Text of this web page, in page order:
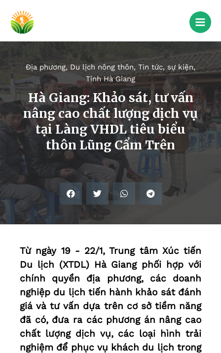
Địa phương, Du lịch nông thôn, Tin tức, sự kiện,
Tỉnh Hà Giang
Hà Giang: Khảo sát, tư vấn
nâng cao chất lượng dịch vụ
tại Làng VHDL tiêu biểu
thôn Lũng Cẩm Trên
Từ ngày 19 - 22/1, Trung tâm Xúc tiến
Du lịch (XTDL) Hà Giang phối hợp với
chính quyền địa phương, các doanh
nghiệp du lịch tiến hành khảo sát đánh
giá và tư vấn dựa trên cơ sở tiềm năng
đã có, đưa ra các phương án nâng cao
chất lượng dịch vụ, các loại hình trải
nghiệm để phục vụ khách du lịch trong